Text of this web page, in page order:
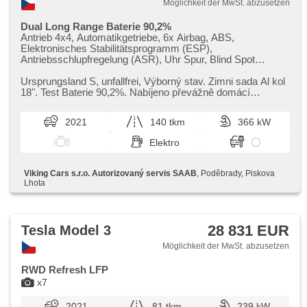
Möglichkeit der MwSt. abzusetzen
Dual Long Range Baterie 90,2%
Antrieb 4x4, Automatikgetriebe, 6x Airbag, ABS,
Elektronisches Stabilitätsprogramm (ESP),
Antriebsschlupfregelung (ASR), Uhr Spur, Blind Spot
pruhu, Überwachung der Ermüdung des Fahrers,
Anhängerkupplung, Servolenkung, 2-Zonen Klimaanlage,
Geschwindigkeitsregelung, Tempomat, LED adaptivní
světlomety, LED matrixové světlomety, Schaltflutlicht,
täglich Leuchten, Alufelgen, erfüllt 'EURO VI', Bordcomputer,
hlasové ovládání palubního počítače, Navigation, parkovací
monitorovací systém (AVM), Parkassistent, Fahrkamera,
bezklíčové startování, bezklíčové odemykání, Lichtsensor,
Scheibenwischersensor, Lenkrad einstellbar, hands free,
mit Funkfernbedienung, Zentralverriegelung, Ledersitze,
isofix, beheizte Sitze, El. einstellbare Sitze,
Reifendrucksensor, Vorderlichter LED, Heck LED Leuchte,
autom. Aktivation der Warnflutlicht, Nebelscheinwerfer, USB,
Autoradio, beheizte Spiegel, vyhřívaná zadní sedadla,
tepelné čerpadlo
Ursprungsland S,​ unfallfrei,​ Výborný stav. Zimni sada Al kol
18". Test Baterie 90,​2%. Nabíjeno převážně domácí
2021 140 tkm
366 kW
Elektro
Viking Cars s.r.o. Autorizovaný servis SAAB , Poděbrady, Piskova
Lhota
x7
Tesla Model 3 28 831 EUR
Möglichkeit der MwSt. abzusetzen
RWD Refresh LFP